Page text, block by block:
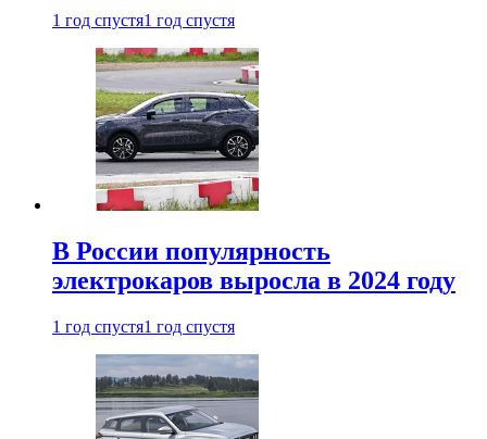
1 год спустя1 год спустя
В России популярность
электрокаров выросла в 2024 году
1 год спустя1 год спустя